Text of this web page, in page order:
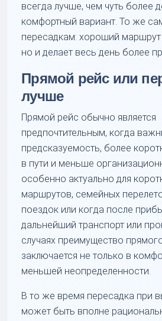
всегда лучше, чем чуть более
комфортный вариант. То же
пересадкам: хороший
но и делает весь день более
Прямой рейс или
лучше
Прямой рейс обычно является
предпочтительным, когда
предсказуемость, более
в пути и меньше
особенно актуально для
маршрутов, семейных
поездок или когда после
дальнейший транспорт или
случаях преимущество
заключается не только в
меньшей неопределенности.
В то же время пересадка при
может быть вполне